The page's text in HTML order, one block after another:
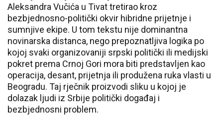
Aleksandra Vučića u Tivat tretirao kroz
bezbjednosno-politički okvir hibridne prijetnje i
sumnjive ekipe. U tom tekstu nije dominantna
novinarska distanca, nego prepoznatljiva logika po
kojoj svaki organizovaniji srpski politički ili medijski
pokret prema Crnoj Gori mora biti predstavljen kao
operacija, desant, prijetnja ili produžena ruka vlasti u
Beogradu. Taj rječnik proizvodi sliku u kojoj je
dolazak ljudi iz Srbije politički događaj i
bezbjednosni problem.